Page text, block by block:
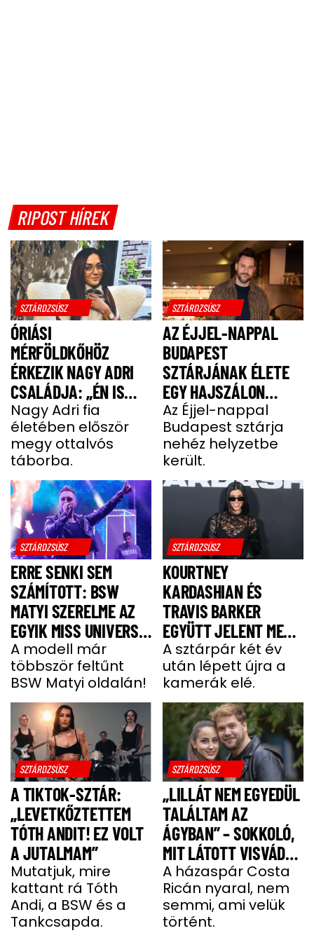
RIPOST HÍREK
SZTÁRDZSÚSZ
ÓRIÁSI
MÉRFÖLDKŐHÖZ
ÉRKEZIK NAGY ADRI
CSALÁDJA: „ÉN IS
UGYANÚGY IZGULOK,
MINT Ő”
Nagy Adri fia
életében először
megy ottalvós
táborba.
SZTÁRDZSÚSZ
AZ ÉJJEL-NAPPAL
BUDAPEST
SZTÁRJÁNAK ÉLETE
EGY HAJSZÁLON
LÓGOTT – SÖTÉT
IDŐSZAKBÓL
MENEKÜLT MEG A
SZTÁRAPUKA
Az Éjjel-nappal
Budapest sztárja
nehéz helyzetbe
került.
SZTÁRDZSÚSZ
ERRE SENKI SEM
SZÁMÍTOTT: BSW
MATYI SZERELME AZ
EGYIK MISS UNIVERSE
HUNGARY VERSENYZŐ
A modell már
többször feltűnt
BSW Matyi oldalán!
SZTÁRDZSÚSZ
KOURTNEY
KARDASHIAN ÉS
TRAVIS BARKER
EGYÜTT JELENT MEG
A VÖRÖS SZŐNYEGEN
A sztárpár két év
után lépett újra a
kamerák elé.
SZTÁRDZSÚSZ
A TIKTOK-SZTÁR:
„LEVETKŐZTETTEM
TÓTH ANDIT! EZ VOLT
A JUTALMAM”
Mutatjuk, mire
kattant rá Tóth
Andi, a BSW és a
Tankcsapda.
SZTÁRDZSÚSZ
„LILLÁT NEM EGYEDÜL
TALÁLTAM AZ
ÁGYBAN” – SOKKOLÓ,
MIT LÁTOTT VISVÁDER
TAMÁS
A házaspár Costa
Ricán nyaral, nem
semmi, ami velük
történt.